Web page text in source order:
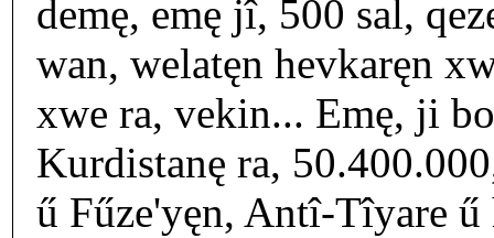
demę, emę jî, 500 sal,
wan, welatęn hevkaręn
xwe ra, vekin... Emę, ji
Kurdistanę ra,
ű Fűze'yęn, Antî-Tîyare